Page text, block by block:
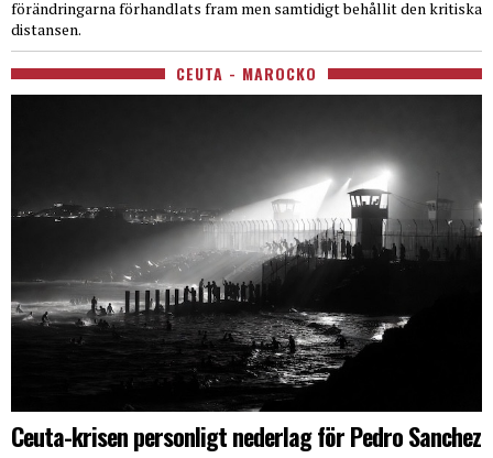
förändringarna förhandlats fram men samtidigt behållit den kritiska
distansen.
CEUTA - MAROCKO
Ceuta-krisen personligt nederlag för Pedro Sanchez